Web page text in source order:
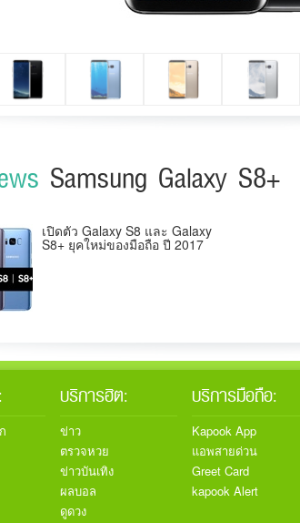
Samsung Galaxy S8+
เปิดตัว Galaxy S8 และ Galaxy
S8+ ยุคใหม่ของมือถือ ปี 2017
บริการฮิต:
ข่าว
ตรวจหวย
ข่าวบันเทิง
ผลบอล
ดูดวง
บริการมือถือ:
Kapook App
แอพสายด่วน
Greet Card
kapook Alert